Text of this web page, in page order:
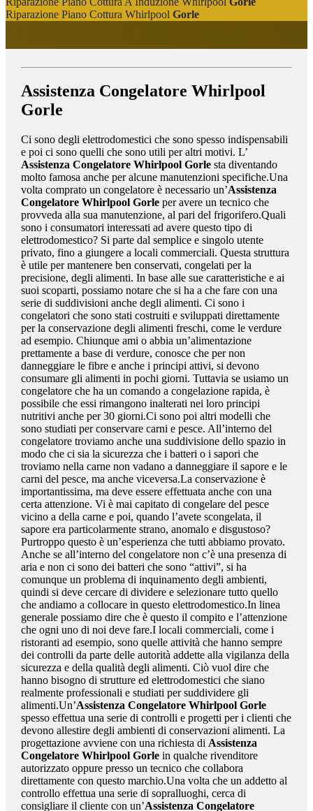
Riparazione Piano Cottura Whirlpool Gorle
Assistenza Congelatore Whirlpool
Gorle
Ci sono degli elettrodomestici che sono spesso indispensabili
e poi ci sono quelli che sono utili per altri motivi. L’
Assistenza Congelatore Whirlpool Gorlesta diventando
molto famosa anche per alcune manutenzioni specifiche.Una
volta comprato un congelatore è necessario un’Assistenza
Congelatore Whirlpool Gorleper avere un tecnico che
provveda alla sua manutenzione, al pari del frigorifero.Quali
sono i consumatori interessati ad avere questo tipo di
elettrodomestico? Si parte dal semplice e singolo utente
privato, fino a giungere a locali commerciali. Questa struttura
è utile per mantenere ben conservati, congelati per la
precisione, degli alimenti. In base alle sue caratteristiche e ai
suoi scoparti, possiamo notare che si ha a che fare con una
serie di suddivisioni anche degli alimenti. Ci sono i
congelatori che sono stati costruiti e sviluppati direttamente
per la conservazione degli alimenti freschi, come le verdure
ad esempio. Chiunque ami o abbia un’alimentazione
prettamente a base di verdure, conosce che per non
danneggiare le fibre e anche i principi attivi, si devono
consumare gli alimenti in pochi giorni. Tuttavia se usiamo un
congelatore che ha un comando a congelazione rapida, è
possibile che essi rimangono inalterati nei loro principi
nutritivi anche per 30 giorni.Ci sono poi altri modelli che
sono studiati per conservare carni e pesce. All’interno del
congelatore troviamo anche una suddivisione dello spazio in
modo che ci sia la sicurezza che i batteri o i sapori che
troviamo nella carne non vadano a danneggiare il sapore e le
carni del pesce, ma anche viceversa.La conservazione è
importantissima, ma deve essere effettuata anche con una
certa attenzione. Vi è mai capitato di congelare del pesce
vicino a della carne e poi, quando l’avete scongelata, il
sapore era particolarmente strano, anomalo e disgustoso?
Purtroppo questo è un’esperienza che tutti abbiamo provato.
Anche se all’interno del congelatore non c’è una presenza di
aria e non ci sono dei batteri che sono “attivi”, si ha
comunque un problema di inquinamento degli ambienti,
quindi si deve cercare di dividere e selezionare tutto quello
che andiamo a collocare in questo elettrodomestico.In linea
generale possiamo dire che è questo il compito e l’attenzione
che ogni uno di noi deve fare.I locali commerciali, come i
ristoranti ad esempio, sono quelle attività che hanno sempre
dei controlli da parte delle autorità addette alla vigilanza della
sicurezza e della qualità degli alimenti. Ciò vuol dire che
hanno bisogno di strutture ed elettrodomestici che siano
realmente professionali e studiati per suddividere gli
alimenti.Un’Assistenza Congelatore Whirlpool Gorle
spesso effettua una serie di controlli e progetti per i clienti che
devono allestire degli ambienti di conservazioni alimenti. La
progettazione avviene con una richiesta di Assistenza
Congelatore Whirlpool Gorlein qualche rivenditore
autorizzato oppure presso un tecnico che collabora
direttamente con questo marchio.Una volta che un addetto al
controllo effettua una serie di sopralluoghi, cerca di
consigliare il cliente con un’Assistenza Congelatore